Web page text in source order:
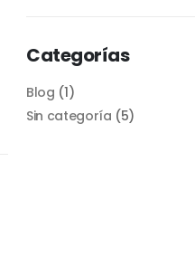
Categorías
Blog (1)
Sin categoría (5)